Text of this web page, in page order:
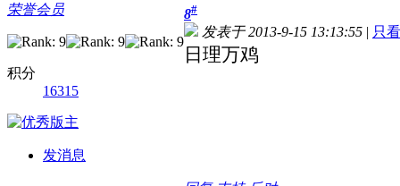
荣誉会员
积分
16315
发消息
8#
发表于 2013-9-15 13:13:55 | 只
日理万鸡